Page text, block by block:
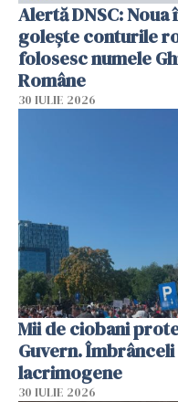
Alertă DNSC:
golește conturile
folosesc numele
Române
30 IULIE 2026
Mii de ciobani
Guvern.
lacrimogene
30 IULIE 2026